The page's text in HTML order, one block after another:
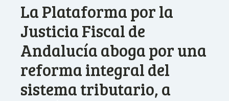
La Plataforma por la
Justicia Fiscal de
Andalucía aboga por una
reforma integral del
sistema tributario, a